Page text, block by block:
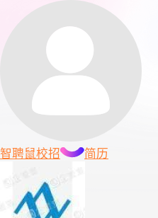
智聘鼠校招 简历